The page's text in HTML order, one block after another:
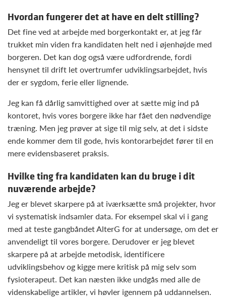
Hvordan fungerer det at have en delt stilling?
Det fine ved at arbejde med borgerkontakt er, at jeg får
trukket min viden fra kandidaten helt ned i øjenhøjde med
borgeren. Det kan dog også være udfordrende, fordi
hensynet til drift let overtrumfer udviklingsarbejdet, hvis
der er sygdom, ferie eller lignende.
Jeg kan få dårlig samvittighed over at sætte mig ind på
kontoret, hvis vores borgere ikke har fået den nødvendige
træning. Men jeg prøver at sige til mig selv, at det i sidste
ende kommer dem til gode, hvis kontorarbejdet fører til en
mere evidensbaseret praksis.
Hvilke ting fra kandidaten kan du bruge i dit
nuværende arbejde?
Jeg er blevet skarpere på at iværksætte små projekter, hvor
vi systematisk indsamler data. For eksempel skal vi i gang
med at teste gangbåndet AlterG for at undersøge, om det er
anvendeligt til vores borgere. Derudover er jeg blevet
skarpere på at arbejde metodisk, identificere
udviklingsbehov og kigge mere kritisk på mig selv som
fysioterapeut. Det kan næsten ikke undgås med alle de
videnskabelige artikler, vi høvler igennem på uddannelsen.